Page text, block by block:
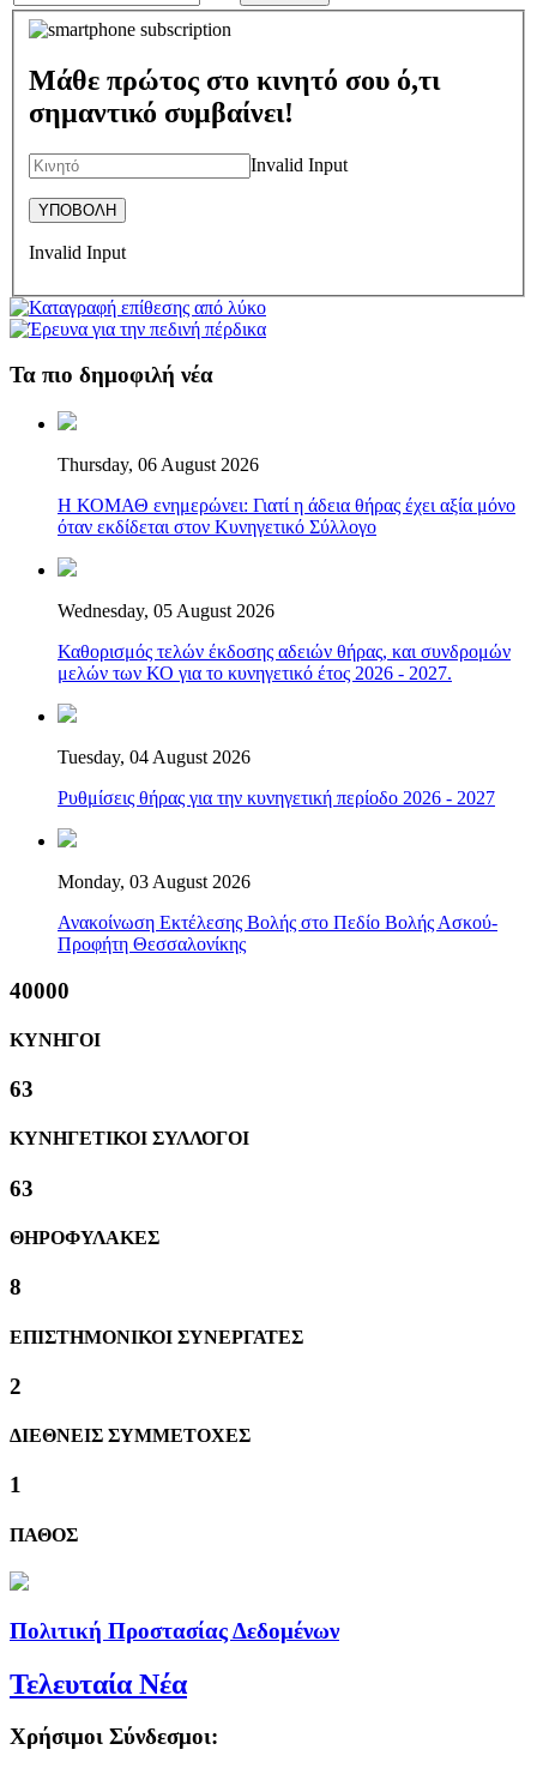
Μάθε πρώτος στο κινητό σου ό,τι
σημαντικό συμβαίνει!
Invalid Input
Invalid Input
Τα πιο δημοφιλή νέα
Thursday, 06 August 2026
Η ΚΟΜΑΘ ενημερώνει: Γιατί η άδεια θήρας έχει αξία μόνο
όταν εκδίδεται στον Κυνηγετικό Σύλλογο
Wednesday, 05 August 2026
Καθορισμός τελών έκδοσης αδειών θήρας, και συνδρομών
μελών των ΚΟ για το κυνηγετικό έτος 2026 - 2027.
Tuesday, 04 August 2026
Ρυθμίσεις θήρας για την κυνηγετική περίοδο 2026 - 2027
Monday, 03 August 2026
Ανακοίνωση Εκτέλεσης Βολής στο Πεδίο Βολής Ασκού-
Προφήτη Θεσσαλονίκης
40000
ΚΥΝΗΓΟΙ
63
ΚΥΝΗΓΕΤΙΚΟΙ ΣΥΛΛΟΓΟΙ
63
ΘΗΡΟΦΥΛΑΚΕΣ
8
ΕΠΙΣΤΗΜΟΝΙΚΟΙ ΣΥΝΕΡΓΑΤΕΣ
2
ΔΙΕΘΝΕΙΣ ΣΥΜΜΕΤΟΧΕΣ
1
ΠΑΘΟΣ
Πολιτική Προστασίας Δεδομένων
Τελευταία Νέα
Χρήσιμοι Σύνδεσμοι: